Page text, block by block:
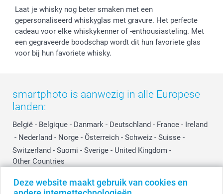
Deze website maakt gebruik van cookies en
Cookiebeleid
Reviews
Prijslijst
Investor Relations
smartfriends
service@smartphoto.nl
Affiliate partnerprogramma
Partnerships
Vaderdag
Huwelijk
Laat je whisky nog beter smaken met een
gepersonaliseerd whiskyglas met gravure. Het perfecte
cadeau voor elke whiskykenner of -enthousiasteling. Met
een gegraveerde boodschap wordt dit hun favoriete glas
voor bij hun favoriete whisky.
smartphoto is aanwezig in alle Europese
landen:
België - Belgique - Danmark - Deutschland - France - Ireland
- Nederland - Norge - Österreich - Schweiz - Suisse -
Switzerland - Suomi - Sverige - United Kingdom -
Other Countries